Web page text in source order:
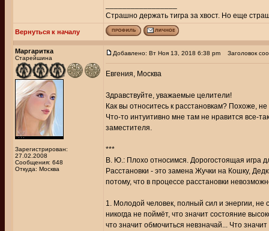
Страшно держать тигра за хвост. Но еще
Вернуться к началу
Маргаритка
Старейшина
Зарегистрирован:
27.02.2008
Сообщения: 648
Откуда: Москва
Добавлено: Вт Ноя 13, 2018 6:38 pm Заголовок
Евгения, Москва
Здравствуйте, уважаемые целители!
Как вы относитесь к расстановкам? Похоже,
Что-то интуитивно мне там не нравится все-
заместителя.
***
В. Ю.: Плохо относимся. Дорогостоящая игра
Расстановки - это замена Жучки на Кошку,
потому, что в процессе расстановки
1. Молодой человек, полный сил и энергии, не
никогда не поймёт, что значит состояние
что значит обмочиться невзначай... Что